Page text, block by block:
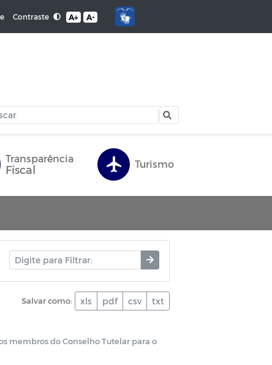
Contraste A+ A-
Transparência
Fiscal Turismo
Salvar como: xls pdf csv txt
membros do Conselho Tutelar para o